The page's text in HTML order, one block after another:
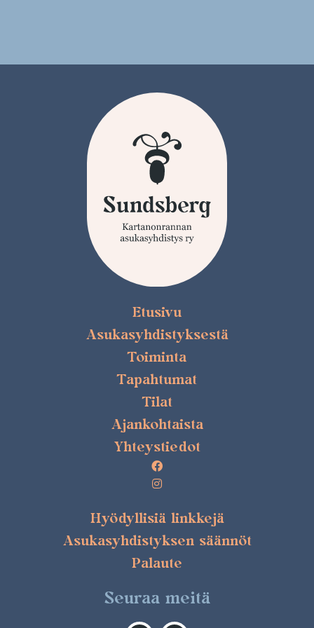
Etusivu
Asukasyhdistyksestä
Toiminta
Tapahtumat
Tilat
Ajankohtaista
Yhteystiedot
Hyödyllisiä linkkejä
Asukasyhdistyksen säännöt
Palaute
Seuraa meitä